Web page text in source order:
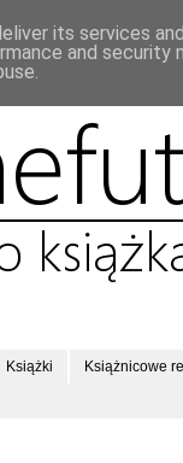
Książki Książnicowe
its services
and